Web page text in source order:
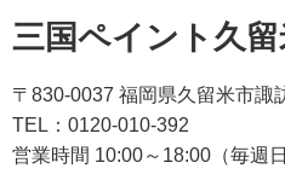
三国ペイント久
〒830-0037 福岡県久留米市諏
TEL：0120-010-392
営業時間 10:00～18:00（毎週